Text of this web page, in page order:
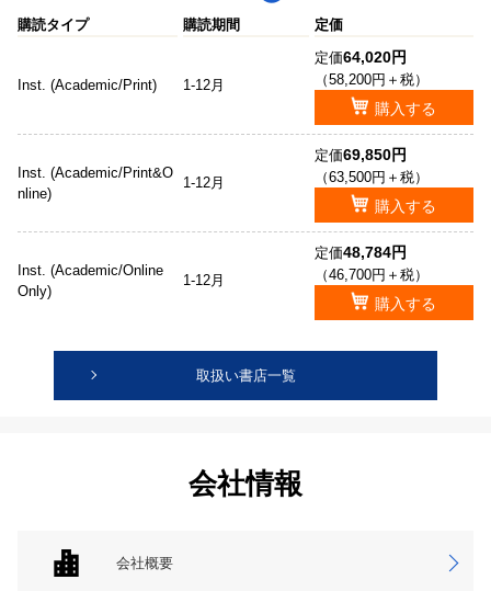
購読タイプ 購読期間 定価
Inst. (Academic/Print) 1-12月
定価64,020円
（58,200円＋税）
購入する
Inst. (Academic/Print&O
nline)
1-12月
定価69,850円
（63,500円＋税）
購入する
Inst. (Academic/Online
Only)
1-12月
定価48,784円
（46,700円＋税）
購入する
取扱い書店一覧
会社情報
会社概要